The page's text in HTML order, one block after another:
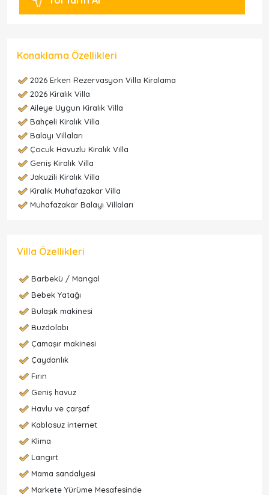
Konaklama Özellikleri
2026 Erken Rezervasyon Villa Kiralama
2026 Kiralık Villa
Aileye Uygun Kiralık Villa
Bahçeli Kiralık Villa
Balayı Villaları
Çocuk Havuzlu Kiralık Villa
Geniş Kiralık Villa
Jakuzili Kiralık Villa
Kiralık Muhafazakar Villa
Muhafazakar Balayı Villaları
Villa Özellikleri
Barbekü / Mangal
Bebek Yatağı
Bulaşık makinesi
Buzdolabı
Çamaşır makinesi
Çaydanlık
Fırın
Geniş havuz
Havlu ve çarşaf
Kablosuz internet
Klima
Langırt
Mama sandalyesi
Markete Yürüme Mesafesinde